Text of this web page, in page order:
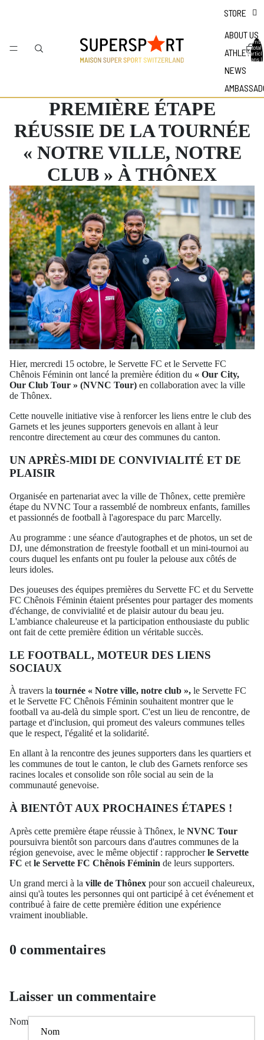
STORE
ABOUT US
ATHLETES
NEWS
total
dans
PREMIÈRE ÉTAPE
RÉUSSIE DE LA TOURNÉE
« NOTRE VILLE, NOTRE
CLUB » À THÔNEX
Hier, mercredi 15 octobre, le Servette FC et le Servette FC
Chênois Féminin ont lancé la première édition du « Our City,
Our Club Tour » (NVNC Tour) en collaboration avec la ville
de Thônex.
Cette nouvelle initiative vise à renforcer les liens entre le club des
Garnets et les jeunes supporters genevois en allant à leur
rencontre directement au cœur des communes du canton.
UN APRÈS-MIDI DE CONVIVIALITÉ ET DE
PLAISIR
Organisée en partenariat avec la ville de Thônex, cette première
étape du NVNC Tour a rassemblé de nombreux enfants, familles
et passionnés de football à l'agorespace du parc Marcelly.
Au programme : une séance d'autographes et de photos, un set de
DJ, une démonstration de freestyle football et un mini-tournoi au
cours duquel les enfants ont pu fouler la pelouse aux côtés de
leurs idoles.
Des joueuses des équipes premières du Servette FC et du Servette
FC Chênois Féminin étaient présentes pour partager des moments
d'échange, de convivialité et de plaisir autour du beau jeu.
L'ambiance chaleureuse et la participation enthousiaste du public
ont fait de cette première édition un véritable succès.
LE FOOTBALL, MOTEUR DES LIENS
SOCIAUX
À travers la tournée « Notre ville, notre club », le Servette FC
et le Servette FC Chênois Féminin souhaitent montrer que le
football va au-delà du simple sport. C'est un lieu de rencontre, de
partage et d'inclusion, qui promeut des valeurs communes telles
que le respect, l'égalité et la solidarité.
En allant à la rencontre des jeunes supporters dans les quartiers et
les communes de tout le canton, le club des Garnets renforce ses
racines locales et consolide son rôle social au sein de la
communauté genevoise.
À BIENTÔT AUX PROCHAINES ÉTAPES !
Après cette première étape réussie à Thônex, le NVNC Tour
poursuivra bientôt son parcours dans d'autres communes de la
région genevoise, avec le même objectif : rapprocherle Servette
FC et le Servette FC Chênois Féminin de leurs supporters.
Un grand merci à la ville de Thônex pour son accueil chaleureux,
ainsi qu'à toutes les personnes qui ont participé à cet événement et
contribué à faire de cette première édition une expérience
vraiment inoubliable.
0 commentaires
Laisser un commentaire
Nom